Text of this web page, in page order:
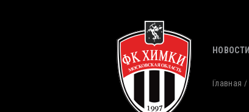
НОВОСТИ
Главная